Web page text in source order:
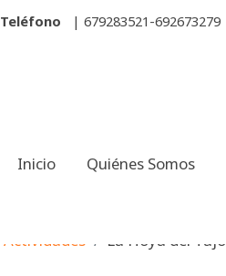
Teléfono | 679283521-692673279
Inicio Quiénes Somos
Actividades
La Hoya del Tajo